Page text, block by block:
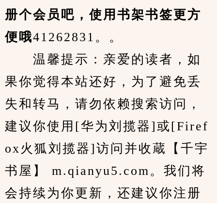
册个会员吧，使用书架书签更方
便哦41262831。。
温馨提示：亲爱的读者，如
果你觉得本站还好，为了避免丢
失和转马，请勿依赖搜索访问，
建议你使用[华为刘揽器]或[Firef
ox火狐刘揽器]访问并收蔵【千宇
书屋】 m.qianyu5.com。我们将
会持续为你更新，还建议你注册